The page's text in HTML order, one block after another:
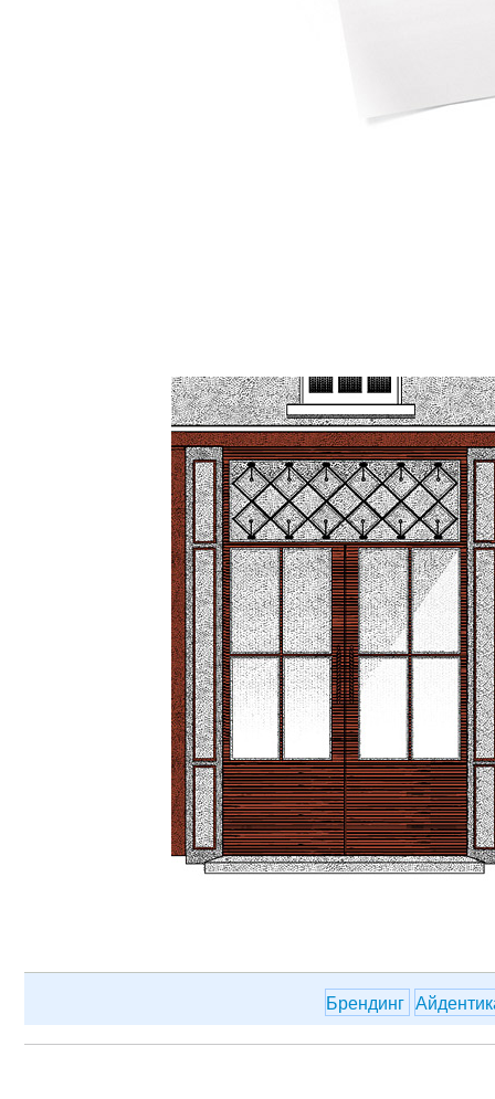
Брендинг